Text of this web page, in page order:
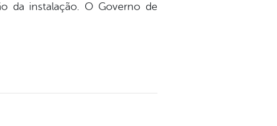
da instalação. O Governo de